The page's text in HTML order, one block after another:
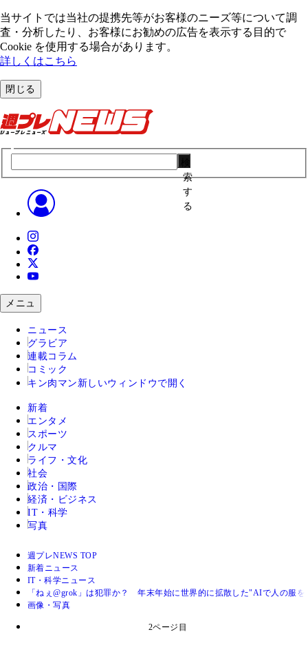
当サイトでは当社の提携先等がお客様のニーズ等について調
査・分析したり、お客様にお勧めの広告を表⽰する⽬的で
Cookie を使⽤する場合があります。
詳しくはこちら
閉じる
索
す
る
メニュ
ニュース
グラビア
連載コラム
コミック
キン肉マン 新しいウィンドウで開く
新着
エンタメ
スポーツ
クルマ
ライフ・文化
社会
政治・国際
経済・ビジネス
IT・科学
写真
週プレNEWS TOP
新着ニュース
IT・科学ニュース
「ねぇ@grok」は犯罪か？ 年末年始に世界的に拡散した"AIで人の服
画像・写真
2ページ目